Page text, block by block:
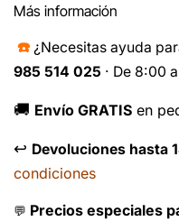
Más información
☎️ ¿Necesitas ayuda
985 514 025 · De 8:00
🚚 Envío GRATIS en
↩️ Devoluciones hasta
condiciones
💬 Precios especiales